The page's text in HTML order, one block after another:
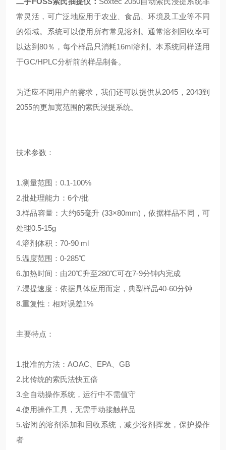
常灵活，可广泛地应用于农业、食品、环境及工业等不同
的领域。系统可以使用所有常见溶剂。通常溶剂回收率可
以达到80％，每个样品只消耗16ml溶剂。本系统同样适用
于GC/HPLC分析前的样品制备。
为适应不同用户的需求，我们还可以提供从2045，2043到
2055的更加宽范围的索氏浸提系统。
技术参数：
1.测量范围：0.1-100%
2.批处理能力：6个/批
3.样品容量：大约65毫升 (33×80mm)，依据样品不同，可
处理0.5-15g
4.溶剂体积：70-90 ml
5.温度范围：0-285℃
6.加热时间：由20℃升至280℃可在7-9分钟内完成
7.浸提速度：依据具体应用而定，典型样品40-60分钟
8.重复性：相对误差1%
主要特点：
1.批准的方法：AOAC、EPA、GB
2.比传统的索氏法快五倍
3.全自动操作系统，运行中不需值守
4.使用操作工具，无需手动接触样品
5.密闭的溶剂添加和回收系统，减少溶剂挥发，保护操作
者